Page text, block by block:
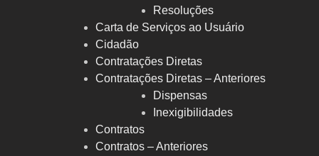
Resoluções
Carta de Serviços ao Usuário
Cidadão
Contratações Diretas
Contratações Diretas – Anteriores
Dispensas
Inexigibilidades
Contratos
Contratos – Anteriores